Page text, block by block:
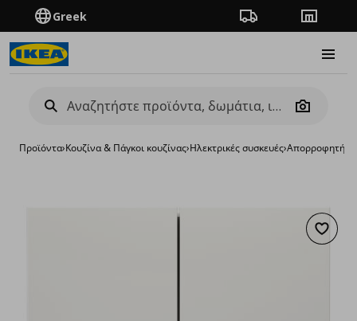
Greek Πορεία παραγγελίας
Camera
Προϊόντα›Κουζίνα & Πάγκοι κουζίνας›Ηλεκτρικές συσκευές›